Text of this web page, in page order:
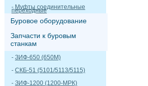
- Муфты соединительные
переходные
Буровое оборудование
Запчасти к буровым
станкам
- ЗИФ-650 (650М)
- СКБ-51 (5101/5113/5115)
- ЗИФ-1200 (1200-МРК)